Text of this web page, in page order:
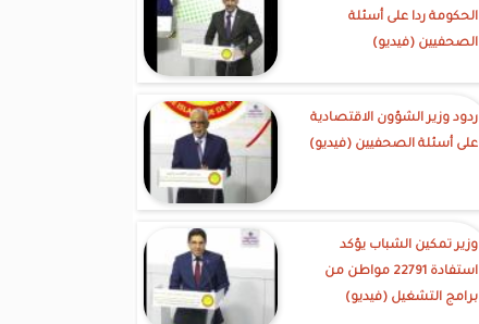
الحكومة ردا على أسئلة
الصحفيين (فيديو)
ردود وزير الشؤون الاقتصادية
على أسئلة الصحفيين (فيديو)
وزير تمكين الشباب يؤكد
استفادة 22791 مواطن من
برامج التشغيل (فيديو)